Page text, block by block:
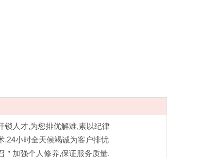
锁人才,为您排优解难,素以纪律
,24小时全天候竭诚为客户排忧
＂加强个人修养,保证服务质量,